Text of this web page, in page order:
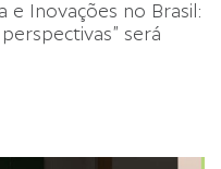
e Inovações no Brasil:
será